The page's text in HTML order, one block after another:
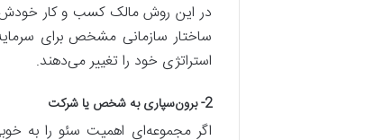
در این روش مالک کسب و کار خودش
ساختار سازمانی مشخص برای
استراتژی خود را تغییر می‌دهند.
2- برون‌سپاری به شخص یا شرکت
اگر مجموعه‌ای اهمیت سئو را به